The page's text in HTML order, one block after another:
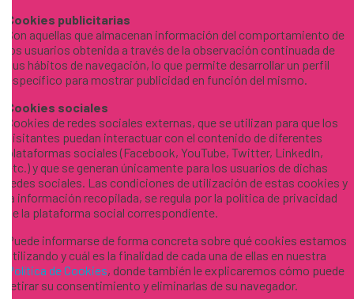
Cookies publicitarias
Son aquellas que almacenan información del comportamiento de
los usuarios obtenida a través de la observación continuada de
sus hábitos de navegación, lo que permite desarrollar un perfil
específico para mostrar publicidad en función del mismo.
Cookies sociales
Cookies de redes sociales externas, que se utilizan para que los
visitantes puedan interactuar con el contenido de diferentes
plataformas sociales (Facebook, YouTube, Twitter, LinkedIn,
etc.) y que se generan únicamente para los usuarios de dichas
redes sociales. Las condiciones de utilización de estas cookies y
la información recopilada, se regula por la política de privacidad
de la plataforma social correspondiente.
Puede informarse de forma concreta sobre qué cookies estamos
utilizando y cuál es la finalidad de cada una de ellas en nuestra
Política de Cookies, donde también le explicaremos cómo puede
retirar su consentimiento y eliminarlas de su navegador.